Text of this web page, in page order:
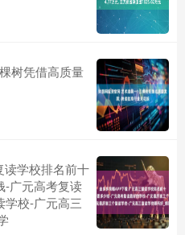
树凭借高质量
读学校排名前十
-广元高考复读
学校-广元高三